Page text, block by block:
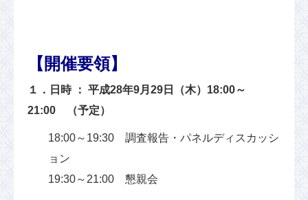
【開催要領】
１．日時 ： 平成28年9月29日（木）18:00～
21:00 （予定）
18:00～19:30 調査報告・パネルディスカッシ
ョン
19:30～21:00 懇親会